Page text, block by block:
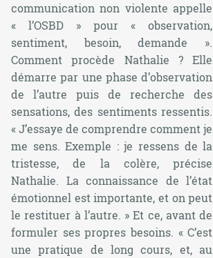
communication non violente appelle
« l’OSBD » pour « observation,
sentiment, besoin, demande ».
Comment procède Nathalie ? Elle
démarre par une phase d’observation
de l’autre puis de recherche des
sensations, des sentiments ressentis.
« J’essaye de comprendre comment je
me sens. Exemple : je ressens de la
tristesse, de la colère, précise
Nathalie. La connaissance de l’état
émotionnel est importante, et on peut
le restituer à l’autre. » Et ce, avant de
formuler ses propres besoins. « C’est
une pratique de long cours, et, au